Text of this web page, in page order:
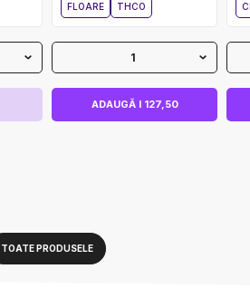
FLOARE THCO
1
ADAUGĂ I 127,50
TOATE PRODUSELE